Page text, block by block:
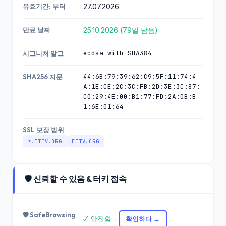
유효기간: 부터 27.07.2026
만료 날짜 25.10.2026 (79일 남음)
시그니처 알그 ecdsa-with-SHA384
SHA256 지문
44:6B:79:39:62:C9:5F:11:74:4
A:1E:CE:2C:3C:FB:2D:3E:3C:87:
C0:29:4E:00:B1:77:FD:2A:0B:B
1:6E:01:64
SSL 보장 범위
*.ETTV.ORG ETTV.ORG
🛡️ 신뢰할 수 있음 & 터키 접속
🛡️ SafeBrowsing ✓ 안전함 - 확인하다 →